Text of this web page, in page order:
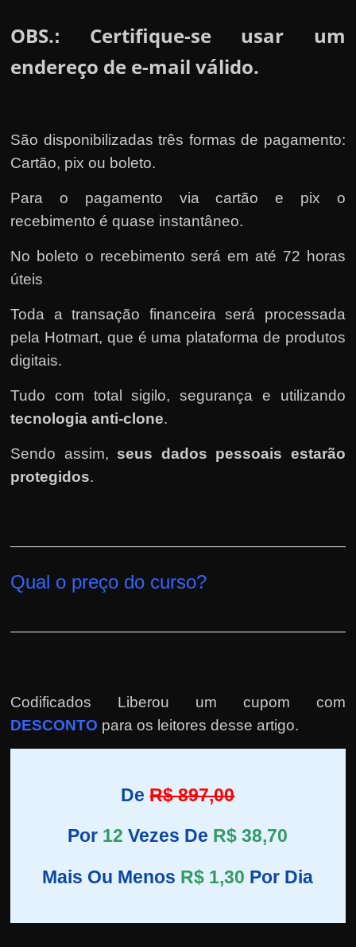
OBS.:
Certifique-se usar um
endereço de e-mail válido.
São disponibilizadas três formas de pagamento:
Cartão, pix ou boleto.
Para o pagamento via cartão e pix o
recebimento é quase instantâneo.
No boleto o recebimento será em até 72 horas
úteis.
Toda a transação financeira será processada
pela Hotmart, que é uma plataforma de produtos
digitais.
Tudo com total sigilo, segurança e utilizando
tecnologia anti-clone.
Sendo assim, seus dados pessoais estarão
protegidos.
Qual o preço do curso?
Codificados Liberou um cupom com
DESCONTO para os leitores desse artigo.
DeR$ 897,00
Por 12 Vezes De R$ 38,70
Mais Ou Menos R$ 1,30 Por Dia